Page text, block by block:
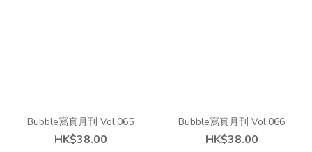
Bubble寫真月刊 Vol.065
HK$38.00
Bubble寫真月刊 Vol.066
HK$38.00